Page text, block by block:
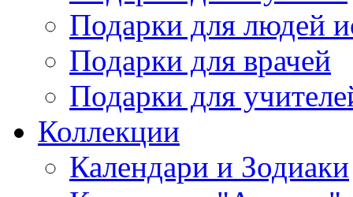
Подарки для людей
Подарки для врачей
Подарки для
Коллекции
Календари и Зодиаки